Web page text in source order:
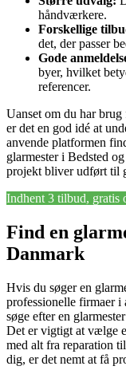
håndværkere.
Forskellige
det, der passer
Gode
byer, hvilket
referencer.
Uanset om du har
er det en god idé at
anvende platformen
glarmester i Bedsted
projekt bliver udført til
Indhent 3 tilbud, gratis
Find en
Danmark
Hvis du søger en
professionelle firmaer i
søge efter en
Det er vigtigt at vælge
med alt fra reparation
dig, er det nemt at få